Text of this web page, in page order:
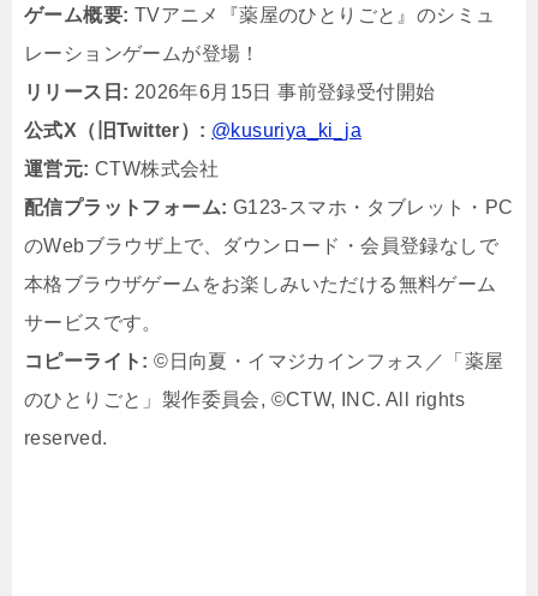
ゲーム概要: TVアニメ『薬屋のひとりごと』のシミュ
レーションゲームが登場！
リリース日: 2026年6月15日 事前登録受付開始
公式X（旧Twitter）: @kusuriya_ki_ja
運営元: CTW株式会社
配信プラットフォーム: G123-スマホ・タブレット・PC
のWebブラウザ上で、ダウンロード・会員登録なしで
本格ブラウザゲームをお楽しみいただける無料ゲーム
サービスです。
コピーライト: ©日向夏・イマジカインフォス／「薬屋
のひとりごと」製作委員会, ©CTW, INC. All rights
reserved.